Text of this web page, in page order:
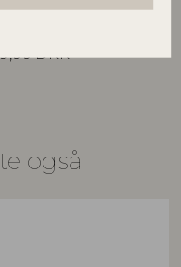
cm
DKK
også